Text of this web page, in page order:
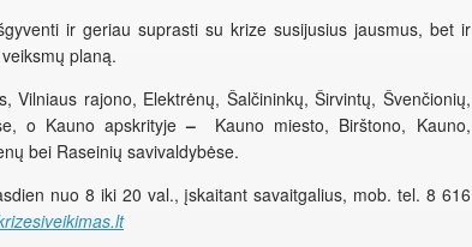
ir geriau suprasti su krize susijusius jausmus, bet ir
planą.
Vilniaus rajono, Elektrėnų, Šalčininkų, Širvintų, Švenčionių,
o Kauno apskrityje– Kauno miesto, Birštono, Kauno,
bei Raseinių savivaldybėse.
nuo 8 iki 20 val., įskaitant savaitgalius, mob. tel. 8 616